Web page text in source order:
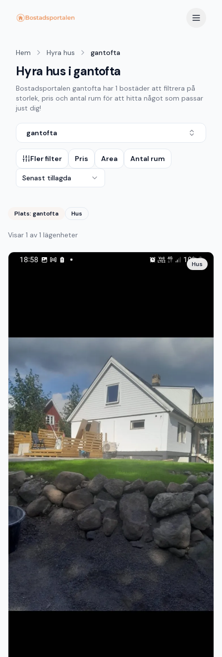
Hem Hyra hus gantofta
Hyra hus i gantofta
Bostadsportalen gantofta har 1 bostäder att filtrera på
storlek, pris och antal rum för att hitta något som passar
just dig!
gantofta
Fler filter Pris Area Antal rum
Senast tillagda
Plats: gantofta Hus
Visar 1 av 1 lägenheter
Hus